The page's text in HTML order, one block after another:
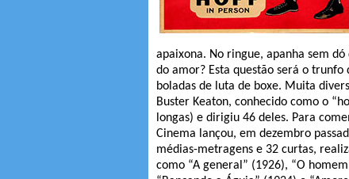
apaixona. No ringue, apanha sem
do amor? Esta questão será o
boladas de luta de boxe. Muita
Buster Keaton, conhecido como o
longas) e dirigiu 46 deles. Para
Cinema lançou, em dezembro
médias-metragens e 32 curtas,
como “A general” (1926), “O